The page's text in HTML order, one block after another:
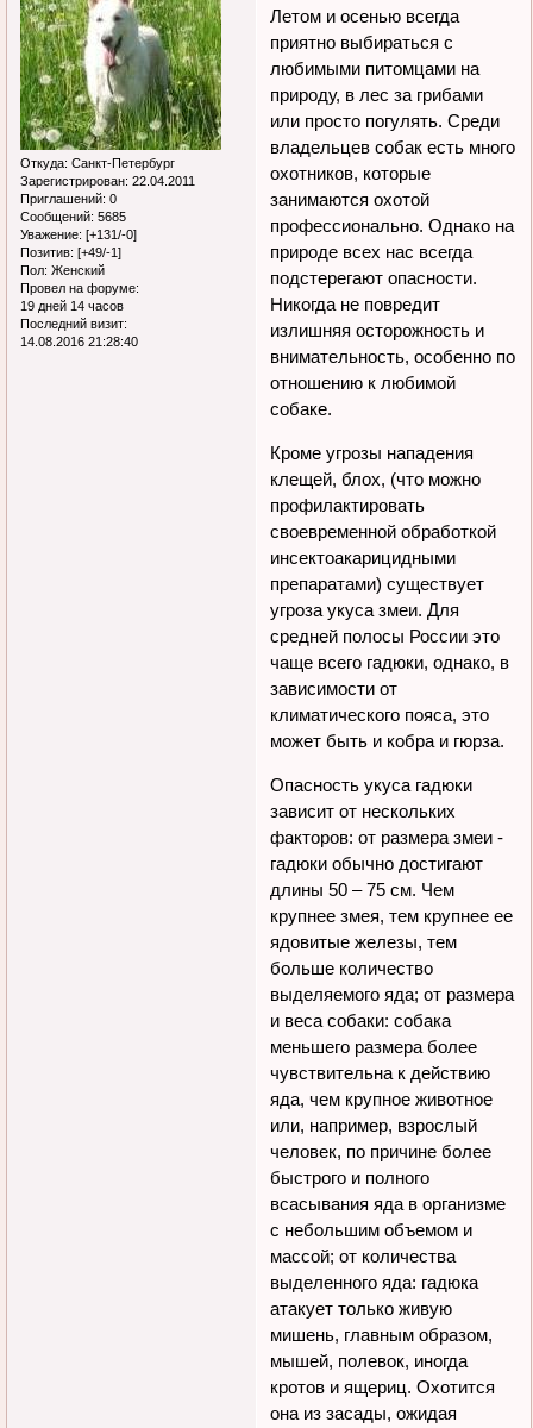
Откуда: Санкт-Петербург
Зарегистрирован: 22.04.2011
Приглашений: 0
Сообщений: 5685
Уважение: [+131/-0]
Позитив: [+49/-1]
Пол: Женский
Провел на форуме:
19 дней 14 часов
Последний визит:
14.08.2016 21:28:40
Летом и осенью всегда
приятно выбираться с
любимыми питомцами на
природу, в лес за грибами
или просто погулять. Среди
владельцев собак есть много
охотников, которые
занимаются охотой
профессионально. Однако на
природе всех нас всегда
подстерегают опасности.
Никогда не повредит
излишняя осторожность и
внимательность, особенно по
отношению к любимой
собаке.
Кроме угрозы нападения
клещей, блох, (что можно
профилактировать
своевременной обработкой
инсектоакарицидными
препаратами) существует
угроза укуса змеи. Для
средней полосы России это
чаще всего гадюки, однако, в
зависимости от
климатического пояса, это
может быть и кобра и гюрза.
Опасность укуса гадюки
зависит от нескольких
факторов: от размера змеи -
гадюки обычно достигают
длины 50 – 75 см. Чем
крупнее змея, тем крупнее ее
ядовитые железы, тем
больше количество
выделяемого яда; от размера
и веса собаки: собака
меньшего размера более
чувствительна к действию
яда, чем крупное животное
или, например, взрослый
человек, по причине более
быстрого и полного
всасывания яда в организме
с небольшим объемом и
массой; от количества
выделенного яда: гадюка
атакует только живую
мишень, главным образом,
мышей, полевок, иногда
кротов и ящериц. Охотится
она из засады, ожидая